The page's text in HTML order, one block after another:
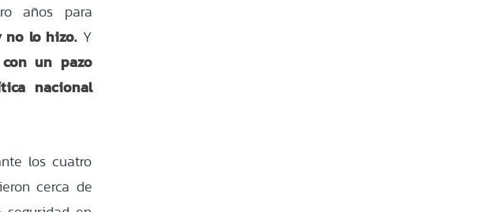
años para
no lo hizo. Y
un pazo
nacional
los cuatro
cerca de